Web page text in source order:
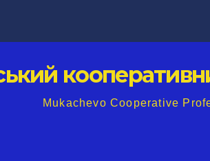
Mukachevo Cooperative